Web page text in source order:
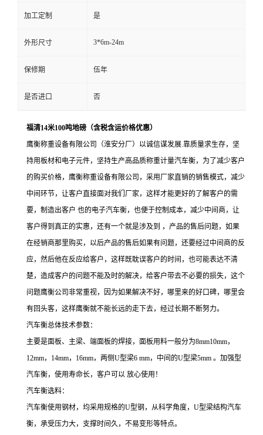
加工定制 是
外形尺寸 3*6m-24m
保修期 伍年
是否进口 否
福清14米100吨地磅（含税含运价格优惠）
鹰衡称重设备有限公司（淮安分厂）以诚信谋发展.靠质量求生存，坚
持用板材和电子元件，坚持生产高品质称重计量汽车衡，为了减少客户
的购买价格，鹰衡称重设备有限公司，采用厂家直销的销售模式，减少
中间环节，让客户直接面对我们厂家，这样才能更好的了解客户的需
要，制造出客户 也的电子汽车衡，也便于控制成本，减少中间商，让
客户得到真正的实惠，还有一个就是涉及到 ，产品的售后问题，如果
在经销商那里购买，以后产品的售后如果有问题，还要经过中间商的反
应，然后他在反应给客户，这样既耽误客户的时间，也可能表达不清
楚，造成客户的问题不能及时的解决，给客户带去不必要的损失，这个
问题鹰衡公司非常重视，因为如果解决不好，哪里来的好口碑，哪里会
有回头客，这样鹰衡就不能长远的走下去，经过长期不断努力。
汽车衡总体技术参数：
主要是面板、主梁、端面板的焊接，面板用料一般分为8mm10mm，
12mm，14mm，16mm，两侧U型梁6 mm，中间的U型梁5mm 。加强型
汽车衡，使用寿命长，客户可以 放心使用！
汽车衡选料：
汽车衡使用钢材，均采用规格的U型钢，从科学角度，U型梁结构汽车
衡，承受压力大，支撑时间久，不易变形等特点。